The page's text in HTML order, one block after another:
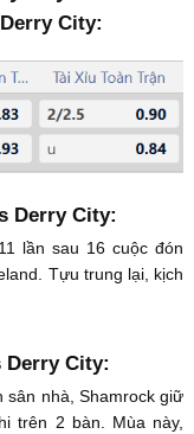
City:
Derry City:
lần sau 16 cuộc đón
Tựu trung lại, kịch
Derry City:
sân nhà, Shamrock giữ
trên 2 bàn. Mùa này,